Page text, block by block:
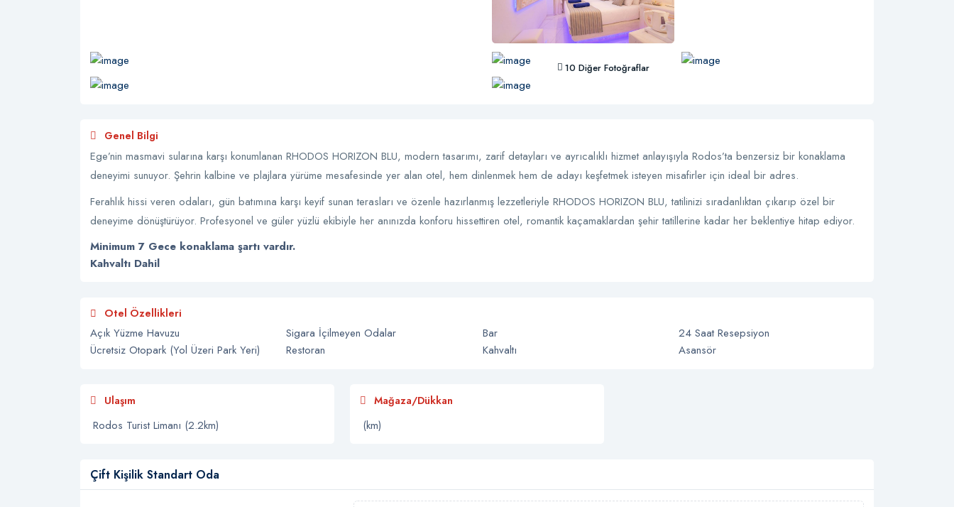
10 Diğer Fotoğraflar
Genel Bilgi
Ege’nin masmavi sularına karşı konumlanan RHODOS HORIZON BLU, modern tasarımı, zarif detayları ve ayrıcalıklı hizmet anlayışıyla Rodos’ta benzersiz bir konaklama
deneyimi sunuyor. Şehrin kalbine ve plajlara yürüme mesafesinde yer alan otel, hem dinlenmek hem de adayı keşfetmek isteyen misafirler için ideal bir adres.
Ferahlık hissi veren odaları, gün batımına karşı keyif sunan terasları ve özenle hazırlanmış lezzetleriyle RHODOS HORIZON BLU, tatilinizi sıradanlıktan çıkarıp özel bir
deneyime dönüştürüyor. Profesyonel ve güler yüzlü ekibiyle her anınızda konforu hissettiren otel, romantik kaçamaklardan şehir tatillerine kadar her beklentiye hitap ediyor.
Minimum 7 Gece konaklama şartı vardır.
Kahvaltı Dahil
Otel Özellikleri
Açık Yüzme Havuzu
Ücretsiz Otopark (Yol Üzeri Park Yeri)
Sigara İçilmeyen Odalar
Restoran
Bar
Kahvaltı
24 Saat Resepsiyon
Asansör
Ulaşım
Rodos Turist Limanı (2.2km)
Mağaza/Dükkan
(km)
Çift Kişilik Standart Oda